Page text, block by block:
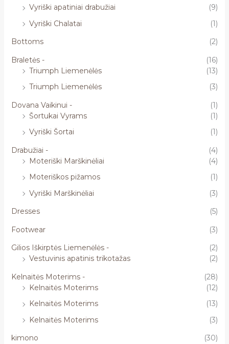
Vyriški apatiniai drabužiai
(9)
Vyriški Chalatai
(1)
Bottoms
(2)
Braletės -
(16)
Triumph Liemenėlės
(13)
Triumph Liemenėlės
(3)
Dovana Vaikinui -
(1)
Šortukai Vyrams
(1)
Vyriški Šortai
(1)
Drabužiai -
(4)
Moteriški Marškinėliai
(4)
Moteriškos pižamos
(1)
Vyriški Marškinėliai
(3)
Dresses
(5)
Footwear
(3)
Gilios Iškirptės Liemenėlės -
(2)
Vestuvinis apatinis trikotažas
(2)
Kelnaitės Moterims -
(28)
Kelnaitės Moterims
(12)
Kelnaitės Moterims
(13)
Kelnaitės Moterims
(3)
kimono
(30)